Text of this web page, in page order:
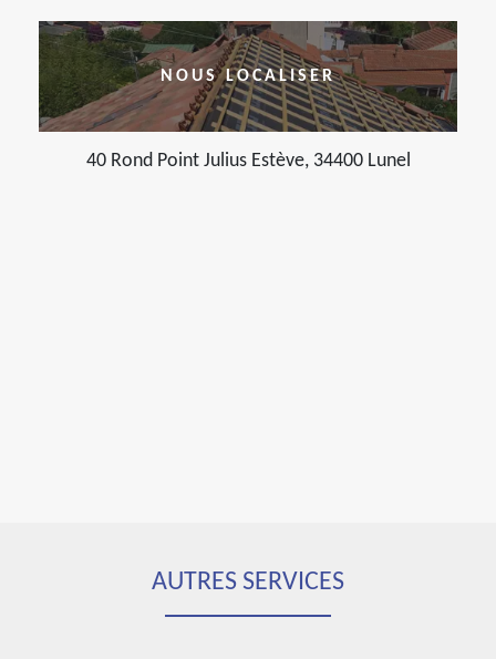
NOUS LOCALISER
40 Rond Point Julius Estève, 34400 Lunel
AUTRES SERVICES